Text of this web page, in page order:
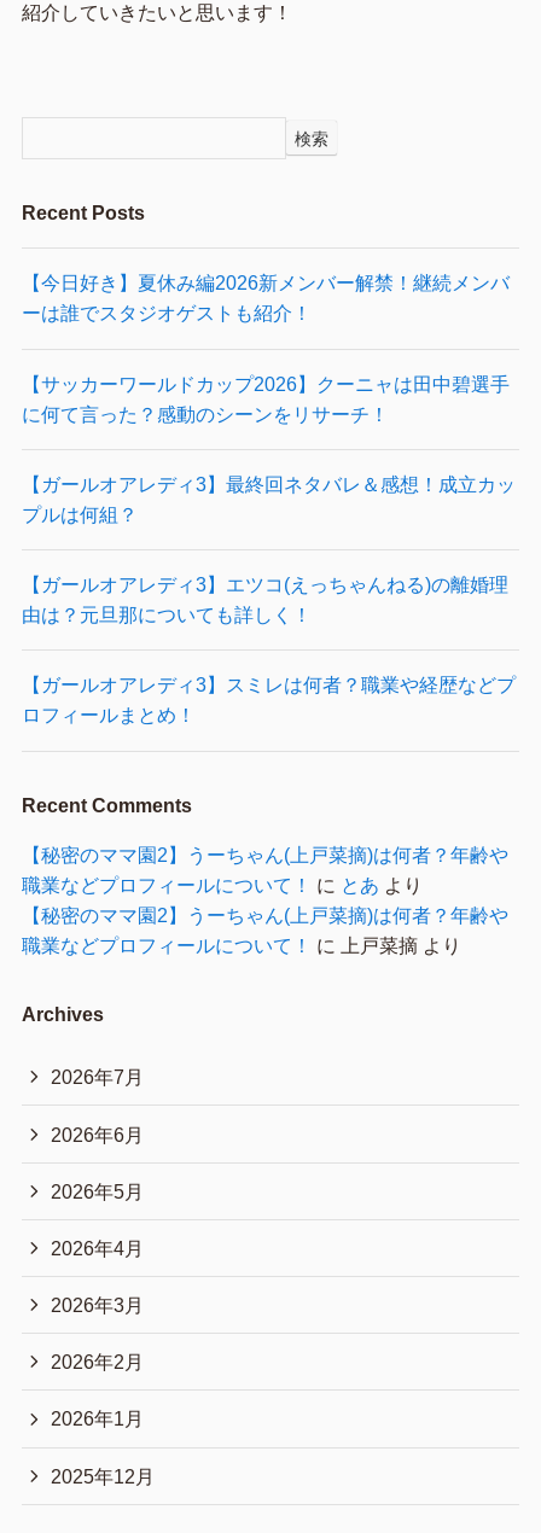
紹介していきたいと思います！
検索
Recent Posts
【今日好き】夏休み編2026新メンバー解禁！継続メンバ
ーは誰でスタジオゲストも紹介！
【サッカーワールドカップ2026】クーニャは田中碧選手
に何て言った？感動のシーンをリサーチ！
【ガールオアレディ3】最終回ネタバレ＆感想！成立カッ
プルは何組？
【ガールオアレディ3】エツコ(えっちゃんねる)の離婚理
由は？元旦那についても詳しく！
【ガールオアレディ3】スミレは何者？職業や経歴などプ
ロフィールまとめ！
Recent Comments
【秘密のママ園2】うーちゃん(上戸菜摘)は何者？年齢や
職業などプロフィールについて！
に とあ より
【秘密のママ園2】うーちゃん(上戸菜摘)は何者？年齢や
職業などプロフィールについて！
に 上戸菜摘より
Archives
2026年7月
2026年6月
2026年5月
2026年4月
2026年3月
2026年2月
2026年1月
2025年12月